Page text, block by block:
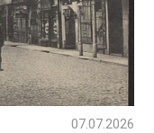
07.07.2026